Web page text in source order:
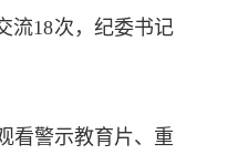
流18次，纪委书记
看警示教育片、重